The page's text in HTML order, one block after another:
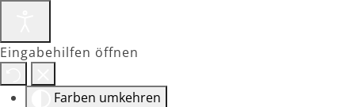
Eingabehilfen öffnen
Farben umkehren